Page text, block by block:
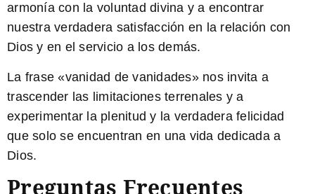
armonía con la voluntad divina y a encontrar
nuestra verdadera satisfacción en la relación con
Dios y en el servicio a los demás.
La frase «vanidad de vanidades» nos invita a
trascender las limitaciones terrenales y a
experimentar la plenitud y la verdadera felicidad
que solo se encuentran en una vida dedicada a
Dios.
Preguntas Frecuentes